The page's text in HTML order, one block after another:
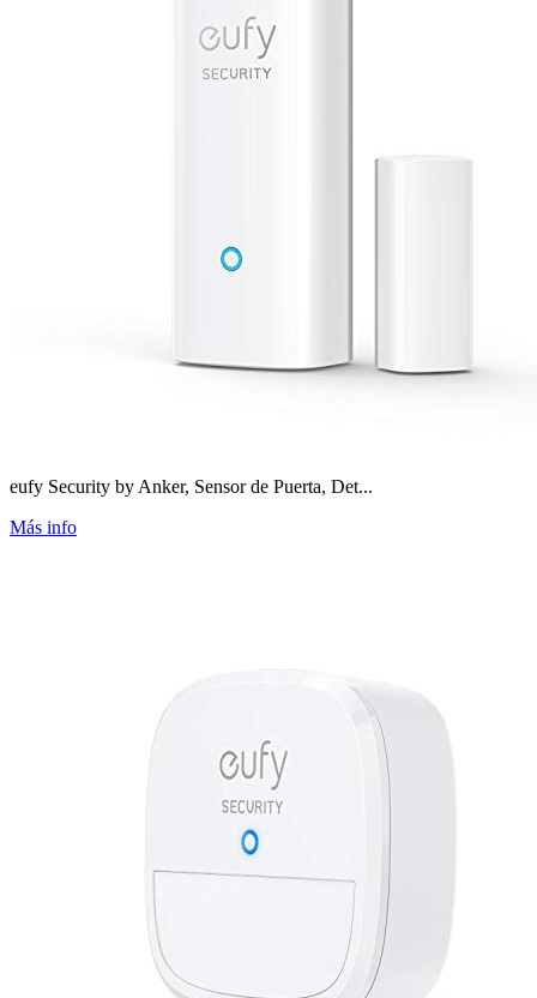
eufy Security by Anker, Sensor de Puerta, Det...
Más info